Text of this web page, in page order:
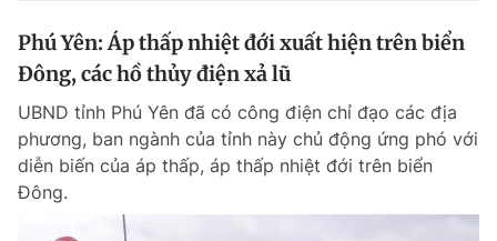
Phú Yên: Áp thấp nhiệt đới xuất hiện trên biển
Đông, các hồ thủy điện xả lũ
UBND tỉnh Phú Yên đã có công điện chỉ đạo các địa
phương, ban ngành của tỉnh này chủ động ứng phó với
diễn biến của áp thấp, áp thấp nhiệt đới trên biển
Đông.